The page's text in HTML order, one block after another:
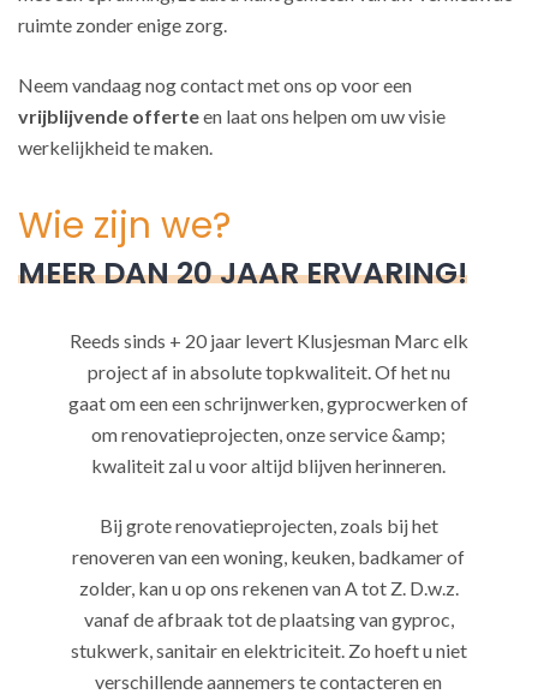
ruimte zonder enige zorg.
Neem vandaag nog contact met ons op voor een
vrijblijvende offerteen laat ons helpen om uw visie
werkelijkheid te maken.
Wie zijn we?
MEER DAN 20 JAAR ERVARING!
Reeds sinds + 20 jaar levert Klusjesman Marc elk
project af in absolute topkwaliteit. Of het nu
gaat om een een schrijnwerken, gyprocwerken of
om renovatieprojecten, onze service &amp;
kwaliteit zal u voor altijd blijven herinneren.
Bij grote renovatieprojecten, zoals bij het
renoveren van een woning, keuken, badkamer of
zolder, kan u op ons rekenen van A tot Z. D.w.z.
vanaf de afbraak tot de plaatsing van gyproc,
stukwerk, sanitair en elektriciteit. Zo hoeft u niet
verschillende aannemers te contacteren en